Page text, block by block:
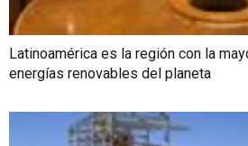
Latinoamérica es la región con la
energías renovables del planeta